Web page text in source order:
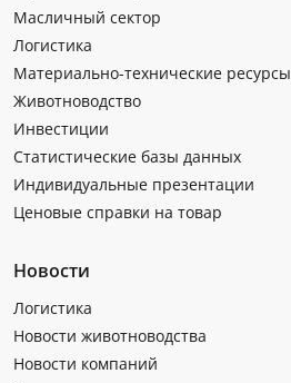
Масличный сектор
Логистика
Материально-технические ресурсы
Животноводство
Инвестиции
Статистические базы данных
Индивидуальные презентации
Ценовые справки на товар
Новости
Логистика
Новости животноводства
Новости компаний